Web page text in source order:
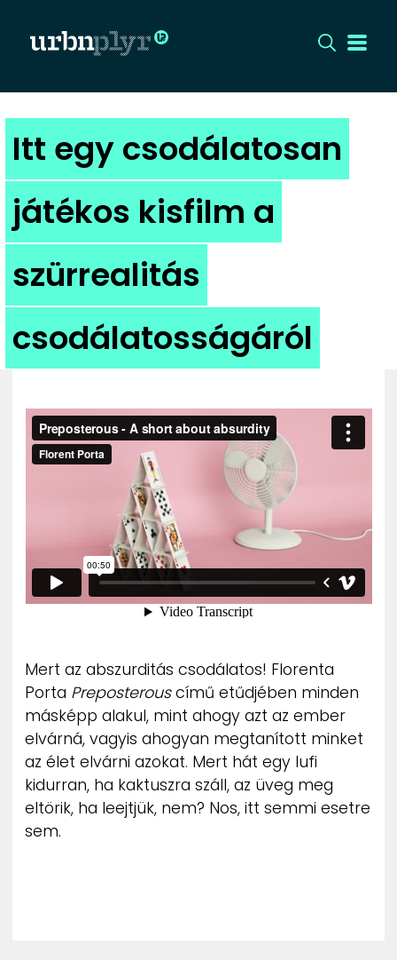
CÍMLAP
DIZÁJN
DIVAT
HIP
KULT
UTCA
ZENE
MÉDIAAJÁNLAT
IMPRESSZUM
PR-ARCHÍVUM
ADATKEZELÉSI TÁJÉKOZTATÓ
Itt egy csodálatosan
játékos kisfilm a
szürrealitás
csodálatosságáról
Mert az abszurditás csodálatos! Florenta
Porta Preposterouscímű etűdjében minden
másképp alakul, mint ahogy azt az ember
elvárná, vagyis ahogyan megtanított minket
az élet elvárni azokat. Mert hát egy lufi
kidurran, ha kaktuszra száll, az üveg meg
eltörik, ha leejtjük, nem? Nos, itt semmi esetre
sem.